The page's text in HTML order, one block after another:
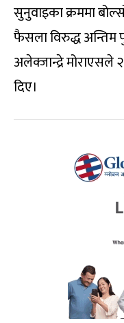
सुनुवाइका क्रममा
फैसला विरुद्ध अन्तिम
अलेक्जान्द्रे
दिए।